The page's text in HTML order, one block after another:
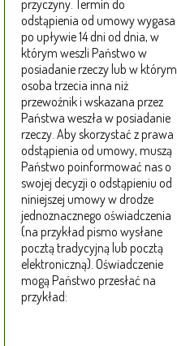
przyczyny. Termin do
odstąpienia od umowy wygasa
po upływie 14 dni od dnia, w
którym weszli Państwo w
posiadanie rzeczy lub w którym
osoba trzecia inna niż
przewoźnik i wskazana przez
Państwa weszła w posiadanie
rzeczy. Aby skorzystać z prawa
odstąpienia od umowy, muszą
Państwo poinformować nas o
swojej decyzji o odstąpieniu od
niniejszej umowy w drodze
jednoznacznego oświadczenia
(na przykład pismo wysłane
pocztą tradycyjną lub pocztą
elektroniczną). Oświadczenie
mogą Państwo przesłać na
przykład: